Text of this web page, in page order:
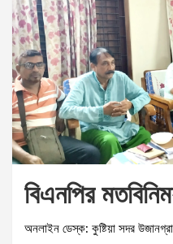
বিএনপির
অনলাইন ডেস্ক: কুষ্টিয়া সদর